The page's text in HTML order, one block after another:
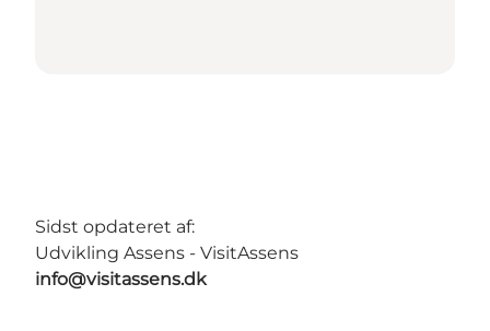
Sidst opdateret af:
Udvikling Assens - VisitAssens
info@visitassens.dk